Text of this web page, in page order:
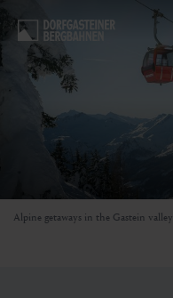
Alpine getaways in the Gastein valley